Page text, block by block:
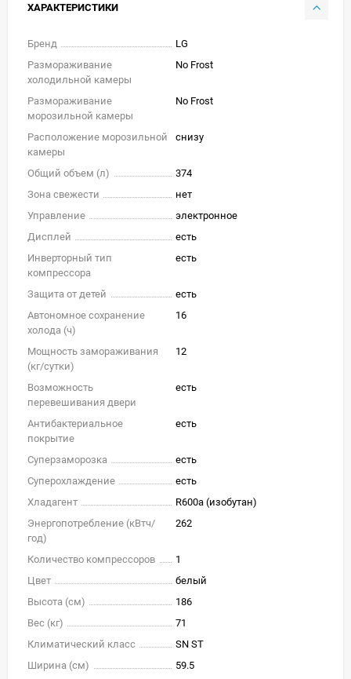
ХАРАКТЕРИСТИКИ
Бренд
LG
Размораживание
холодильной камеры
No Frost
Размораживание
морозильной камеры
No Frost
Расположение морозильной
камеры
снизу
Общий объем (л)
374
Зона свежести
нет
Управление
электронное
Дисплей
есть
Инверторный тип
компрессора
есть
Защита от детей
есть
Автономное сохранение
холода (ч)
16
Мощность замораживания
(кг/cутки)
12
Возможность
перевешивания двери
есть
Антибактериальное
покрытие
есть
Суперзаморозка
есть
Суперохлаждение
есть
Хладагент
R600a (изобутан)
Энергопотребление (кВтч/
год)
262
Количество компрессоров
1
Цвет
белый
Высота (см)
186
Вес (кг)
71
Климатический класс
SN ST
Ширина (см)
59.5